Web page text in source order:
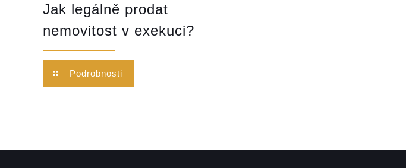
Jak legálně prodat
nemovitost v exekuci?
Podrobnosti